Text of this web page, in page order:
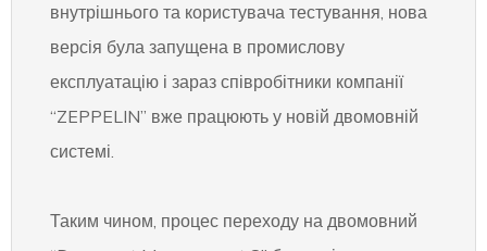
внутрішнього та користувача тестування, нова
версія була запущена в промислову
експлуатацію і зараз співробітники компанії
“ZEPPELIN” вже працюють у новій двомовній
системі.
Таким чином, процес переходу на двомовний